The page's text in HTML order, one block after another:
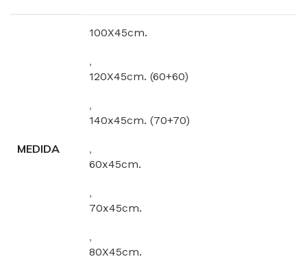
MEDIDA
100X45cm.
,
120X45cm. (60+60)
,
140x45cm. (70+70)
,
60x45cm.
,
70x45cm.
,
80X45cm.